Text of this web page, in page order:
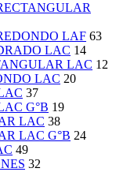
LAF 63
LAC 14
LAC 12
LAC 20
37
G°B 19
LAC 38
LAC G°B 24
49
32